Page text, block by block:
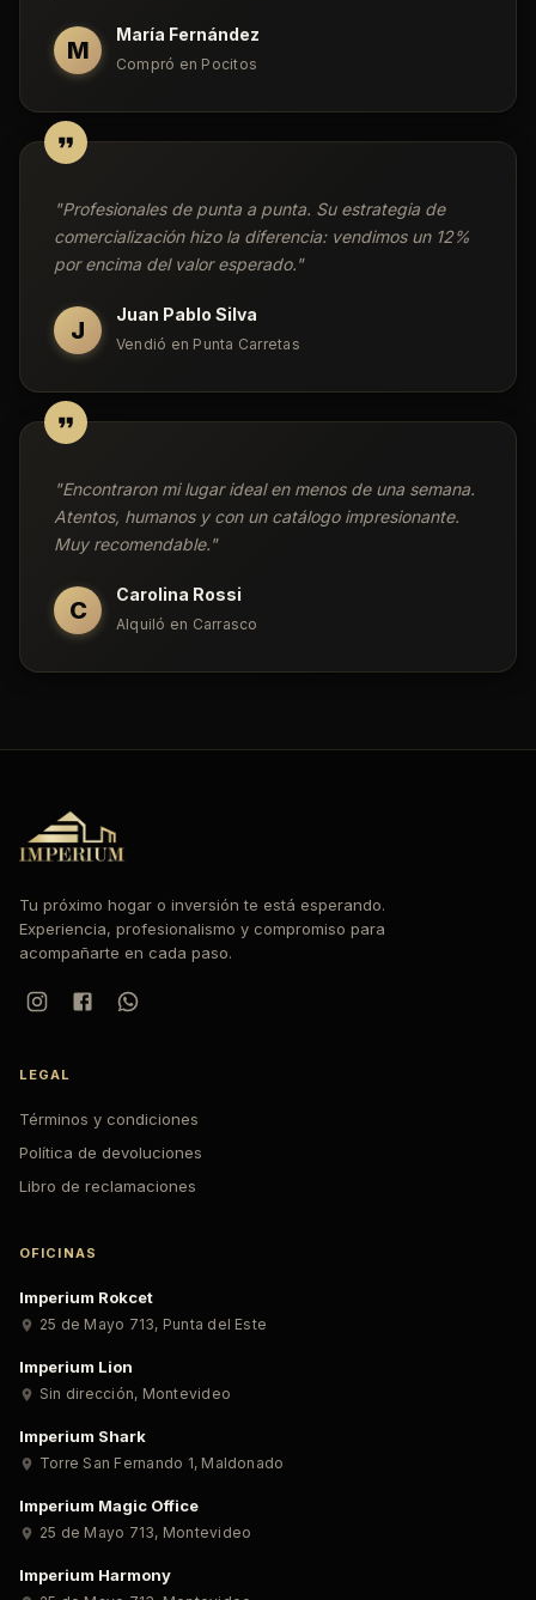
M
María Fernández
Compró en Pocitos
"Profesionales de punta a punta. Su estrategia de
comercialización hizo la diferencia: vendimos un 12%
por encima del valor esperado."
J
Juan Pablo Silva
Vendió en Punta Carretas
"Encontraron mi lugar ideal en menos de una semana.
Atentos, humanos y con un catálogo impresionante.
Muy recomendable."
C
Carolina Rossi
Alquiló en Carrasco
Tu próximo hogar o inversión te está esperando.
Experiencia, profesionalismo y compromiso para
acompañarte en cada paso.
LEGAL
Términos y condiciones
Política de devoluciones
Libro de reclamaciones
OFICINAS
Imperium Rokcet
25 de Mayo 713, Punta del Este
Imperium Lion
Sin dirección, Montevideo
Imperium Shark
Torre San Fernando 1, Maldonado
Imperium Magic Office
25 de Mayo 713, Montevideo
Imperium Harmony